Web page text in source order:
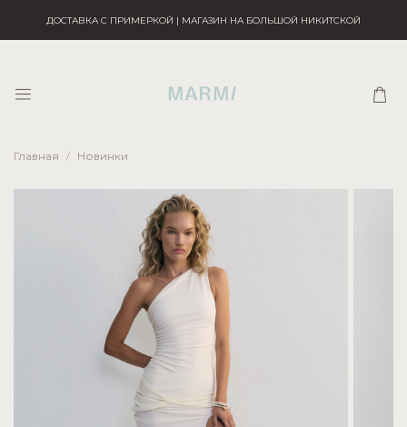
ДОСТАВКА С ПРИМЕРКОЙ | МАГАЗИН НА БОЛЬШОЙ НИКИТСКОЙ
Главная Новинки